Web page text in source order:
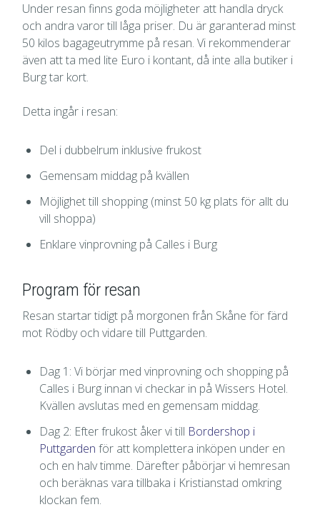
Under resan finns goda möjligheter att handla dryck
och andra varor till låga priser. Du är garanterad minst
50 kilos bagageutrymme på resan. Vi rekommenderar
även att ta med lite Euro i kontant, då inte alla butiker i
Burg tar kort.
Detta ingår i resan:
Del i dubbelrum inklusive frukost
Gemensam middag på kvällen
Möjlighet till shopping (minst 50 kg plats för allt du
vill shoppa)
Enklare vinprovning på Calles i Burg
Program för resan
Resan startar tidigt på morgonen från Skåne för färd
mot Rödby och vidare till Puttgarden.
Dag 1: Vi börjar med vinprovning och shopping på
Calles i Burg innan vi checkar in på Wissers Hotel.
Kvällen avslutas med en gemensam middag.
Dag 2: Efter frukost åker vi till Bordershop i
Puttgarden för att komplettera inköpen under en
och en halv timme. Därefter påbörjar vi hemresan
och beräknas vara tillbaka i Kristianstad omkring
klockan fem.